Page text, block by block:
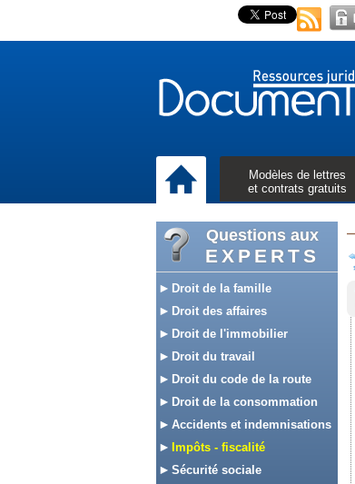
Modèles de lettres
et contrats gratuits
Questions aux
EXPERTS
Droit de la famille
Droit des affaires
Droit de l'immobilier
Droit du travail
Droit du code de la route
Droit de la consommation
Accidents et indemnisations
Impôts - fiscalité
Sécurité sociale